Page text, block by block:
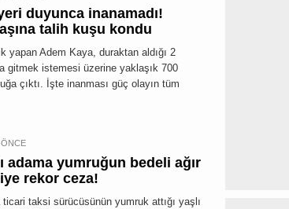
duyunca inanamadı!
talih kuşu kondu
yapan Adem Kaya, duraktan aldığı 2
gitmek istemesi üzerine yaklaşık 700
çıktı. İşte inanması güç olayın tüm
adama yumruğun bedeli ağır
rekor ceza!
taksi sürücüsünün yumruk attığı yaşlı